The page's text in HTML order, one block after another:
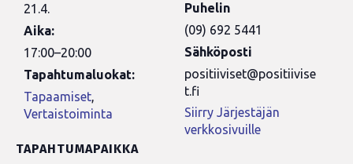
21.4.
Aika:
17:00–20:00
Tapahtumaluokat:
Tapaamiset,
Vertaistoiminta
TAPAHTUMAPAIKKA
Puhelin
(09) 692 5441
Sähköposti
positiiviset@positiivise
t.fi
Siirry Järjestäjän
verkkosivuille